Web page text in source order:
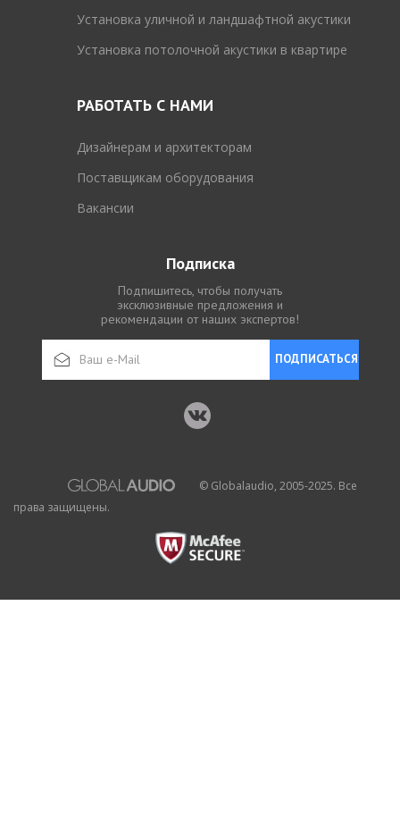
Установка уличной и ландшафтной акустики
Установка потолочной акустики в квартире
РАБОТАТЬ С НАМИ
Дизайнерам и архитекторам
Поставщикам оборудования
Вакансии
Подписка
Подпишитесь, чтобы получать
эксклюзивные предложения и
рекомендации от наших экспертов!
ПОДПИСАТЬСЯ
© Globalaudio, 2005-2025. Все
права защищены.